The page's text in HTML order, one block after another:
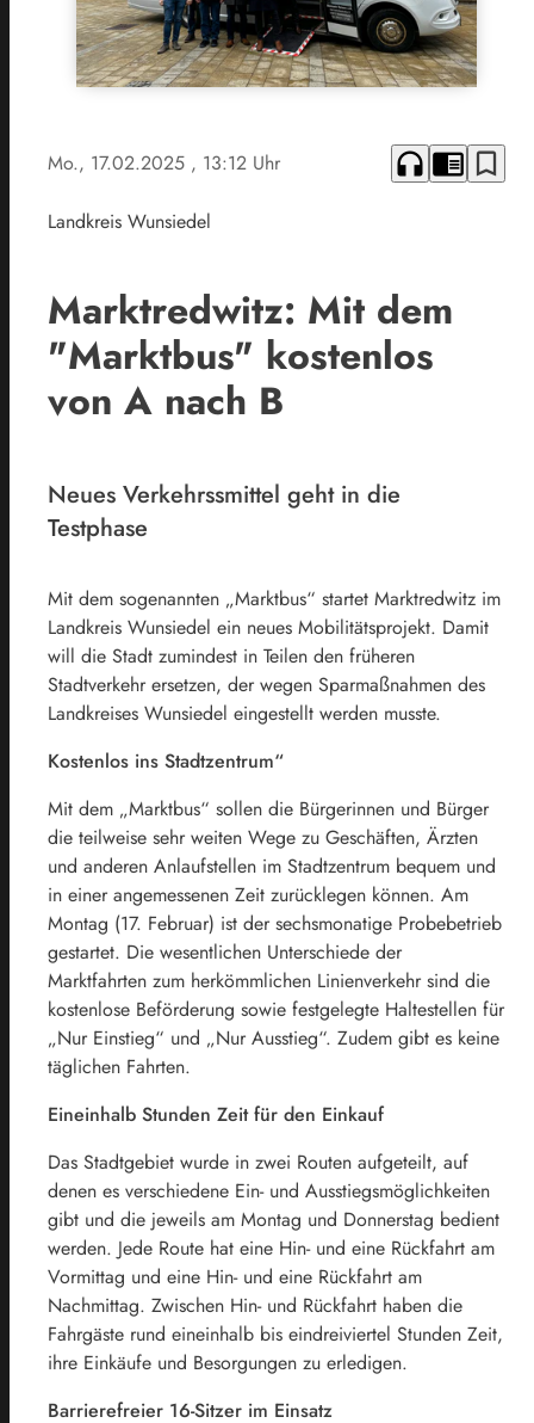
Mo., 17.02.2025 , 13:12 Uhr headphones chrome_reader_mode bookmark_border
Landkreis Wunsiedel
Marktredwitz: Mit dem
"Marktbus" kostenlos
von A nach B
Neues Verkehrssmittel geht in die
Testphase
Mit dem sogenannten „Marktbus“ startet Marktredwitz im
Landkreis Wunsiedel ein neues Mobilitätsprojekt. Damit
will die Stadt zumindest in Teilen den früheren
Stadtverkehr ersetzen, der wegen Sparmaßnahmen des
Landkreises Wunsiedel eingestellt werden musste.
Kostenlos ins Stadtzentrum“
Mit dem „Marktbus“ sollen die Bürgerinnen und Bürger
die teilweise sehr weiten Wege zu Geschäften, Ärzten
und anderen Anlaufstellen im Stadtzentrum bequem und
in einer angemessenen Zeit zurücklegen können. Am
Montag (17. Februar) ist der sechsmonatige Probebetrieb
gestartet. Die wesentlichen Unterschiede der
Marktfahrten zum herkömmlichen Linienverkehr sind die
kostenlose Beförderung sowie festgelegte Haltestellen für
„Nur Einstieg“ und „Nur Ausstieg“. Zudem gibt es keine
täglichen Fahrten.
Eineinhalb Stunden Zeit für den Einkauf
Das Stadtgebiet wurde in zwei Routen aufgeteilt, auf
denen es verschiedene Ein- und Ausstiegsmöglichkeiten
gibt und die jeweils am Montag und Donnerstag bedient
werden. Jede Route hat eine Hin- und eine Rückfahrt am
Vormittag und eine Hin- und eine Rückfahrt am
Nachmittag. Zwischen Hin- und Rückfahrt haben die
Fahrgäste rund eineinhalb bis eindreiviertel Stunden Zeit,
ihre Einkäufe und Besorgungen zu erledigen.
Barrierefreier 16-Sitzer im Einsatz